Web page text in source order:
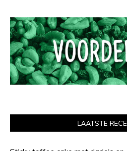
LAATSTE